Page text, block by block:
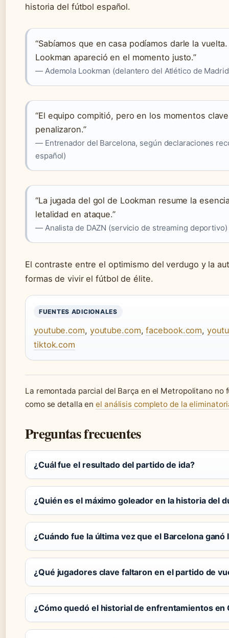
historia del fútbol español.
“Sabíamos que en casa podíamos darle la
Lookman apareció en el momento justo.”
— Ademola Lookman (delantero del Atlético de
“El equipo compitió, pero en los momentos
penalizaron.”
— Entrenador del Barcelona, según declaraciones
español)
“La jugada del gol de Lookman resume la
letalidad en ataque.”
— Analista de DAZN (servicio de streaming deportivo)
El contraste entre el optimismo del verdugo y la
formas de vivir el fútbol de élite.
FUENTES ADICIONALES
youtube.com, youtube.com,facebook.com,
tiktok.com
La remontada parcial del Barça en el Metropolitano
como se detalla enel análisis completo de la
Preguntas frecuentes
¿Cuál fue el resultado del partido de ida?
¿Quién es el máximo goleador en la historia del
¿Cuándo fue la última vez que el Barcelona ganó
¿Qué jugadores clave faltaron en el partido de
¿Cómo quedó el historial de enfrentamientos en